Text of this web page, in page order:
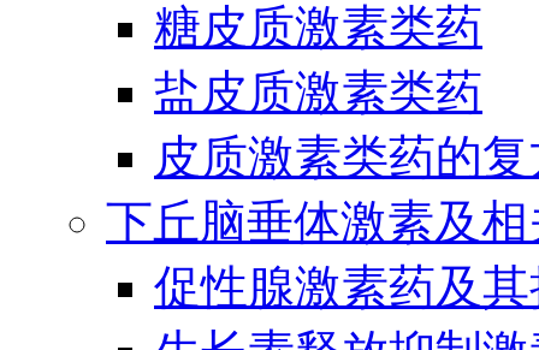
糖皮质激素类药
盐皮质激素类药
皮质激素类药的
下丘脑垂体激素及
促性腺激素药及